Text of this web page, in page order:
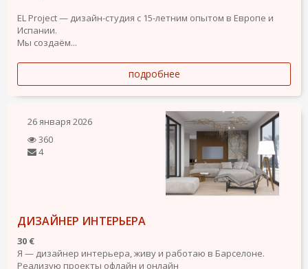
EL Project — дизайн-студия с 15-летним опытом в Европе и
Испании.
Мы создаём...
подробнее
26 января 2026
360
4
ДИЗАЙНЕР ИНТЕРЬЕРА
30 €
Я — дизайнер интерьера, живу и работаю в Барселоне.
Реализую проекты офлайн и онлайн